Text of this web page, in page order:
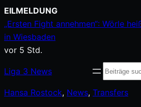
Zum
Inhalt
springen
EILMELDUNG
„Ersten Fight annehmen“: Wörle
in Wiesbaden
vor 5 Std.
Liga 3 News Suche
Hansa Rostock, News, Transfers